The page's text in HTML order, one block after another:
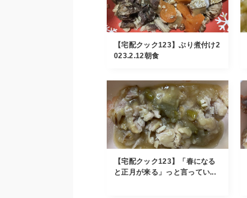
【宅配クック123】ぶり煮付け2
023.2.12朝食
【宅配クック123】「春になる
と正月が来る」っと言ってい...